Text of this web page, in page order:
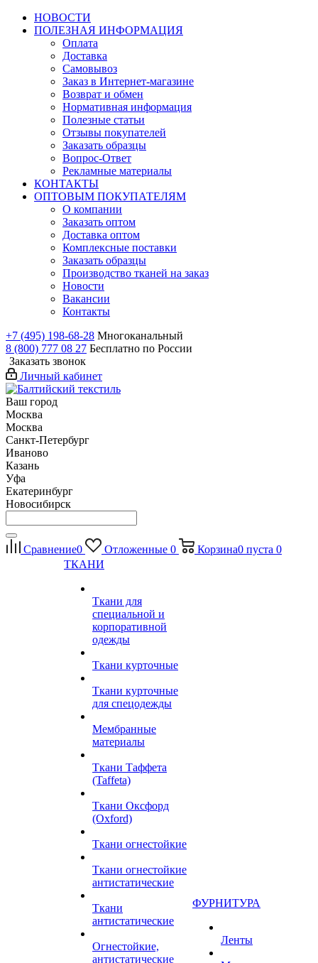
НОВОСТИ
ПОЛЕЗНАЯ ИНФОРМАЦИЯ
Оплата
Доставка
Самовывоз
Заказ в Интернет-магазине
Возврат и обмен
Нормативная информация
Полезные статьи
Отзывы покупателей
Заказать образцы
Вопрос-Ответ
Рекламные материалы
КОНТАКТЫ
ОПТОВЫМ ПОКУПАТЕЛЯМ
О компании
Заказать оптом
Доставка оптом
Комплексные поставки
Заказать образцы
Производство тканей на заказ
Новости
Вакансии
Контакты
+7 (495) 198-68-28 Многоканальный
8 (800) 777 08 27 Бесплатно по России
Заказать звонок
Личный кабинет
Ваш город
Москва
Москва
Санкт-Петербург
Иваново
Казань
Уфа
Екатеринбург
Новосибирск
Сравнение0 Отложенные 0 Корзина0 пуста 0
ТКАНИ
Ткани для
специальной и
корпоративной
одежды
Ткани курточные
Ткани курточные
для спецодежды
Мембранные
материалы
Ткани Таффета
(Taffeta)
Ткани Оксфорд
(Oxford)
Ткани огнестойкие
Ткани огнестойкие
антистатические
Ткани
антистатические
Огнестойкие,
антистатические
ФУРНИТУРА
Ленты